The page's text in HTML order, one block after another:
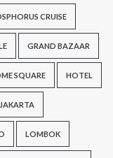
CRUISE
GRAND BAZAAR
SQUARE HOTEL
JAKARTA
LOMBOK